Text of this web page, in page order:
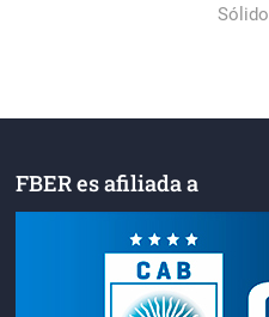
FBER es afiliada a